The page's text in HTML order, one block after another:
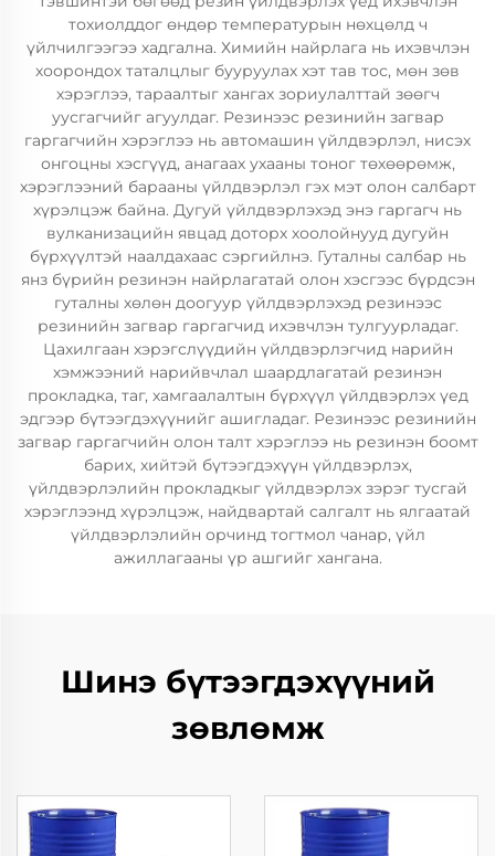
тохиолддог өндөр температурын нөхцөлд ч
үйлчилгээгээ хадгална. Химийн найрлага нь ихэвчлэн
хоорондох таталцлыг бууруулах хэт тав тос, мөн зөв
хэрэглээ, тараалтыг хангах зориулалттай зөөгч
уусгагчийг агуулдаг. Резинээс резинийн загвар
гаргагчийн хэрэглээ нь автомашин үйлдвэрлэл, нисэх
онгоцны хэсгүүд, анагаах ухааны тоног төхөөрөмж,
хэрэглээний барааны үйлдвэрлэл гэх мэт олон салбарт
хүрэлцэж байна. Дугуй үйлдвэрлэхэд энэ гаргагч нь
вулканизацийн явцад доторх хоолойнууд дугуйн
бүрхүүлтэй наалдахаас сэргийлнэ. Гуталны салбар нь
янз бүрийн резинэн найрлагатай олон хэсгээс бүрдсэн
гуталны хөлөн доогуур үйлдвэрлэхэд резинээс
резинийн загвар гаргагчид ихэвчлэн тулгуурладаг.
Цахилгаан хэрэгслүүдийн үйлдвэрлэгчид нарийн
хэмжээний нарийвчлал шаардлагатай резинэн
прокладка, таг, хамгаалалтын бүрхүүл үйлдвэрлэх үед
эдгээр бүтээгдэхүүнийг ашигладаг. Резинээс резинийн
загвар гаргагчийн олон талт хэрэглээ нь резинэн боомт
барих, хийтэй бүтээгдэхүүн үйлдвэрлэх,
үйлдвэрлэлийн прокладкыг үйлдвэрлэх зэрэг тусгай
хэрэглээнд хүрэлцэж, найдвартай салгалт нь ялгаатай
үйлдвэрлэлийн орчинд тогтмол чанар, үйл
ажиллагааны үр ашгийг хангана.
Шинэ бүтээгдэхүүний
зөвлөмж